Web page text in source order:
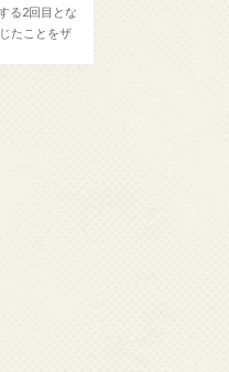
る2回目とな
たことをザ